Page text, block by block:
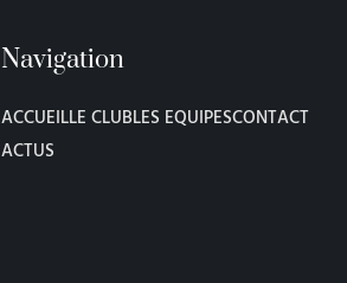
Navigation
ACCUEILLE CLUBLES EQUIPESCONTACT
ACTUS